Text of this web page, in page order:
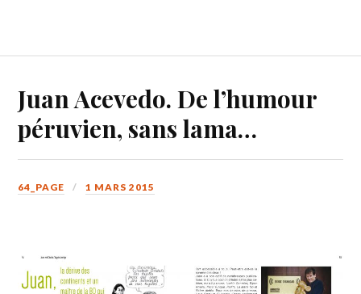
Juan Acevedo. De l’humour
péruvien, sans lama…
64_PAGE 1 MARS 2015